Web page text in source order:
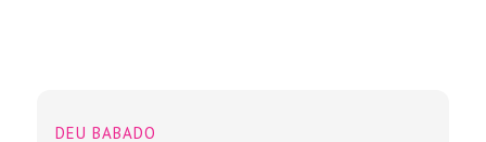
DEU BABADO